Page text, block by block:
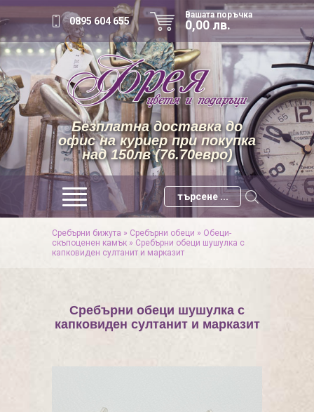
0895 604 655
Вашата поръчка
0,00 лв.
Безплатна доставка до
офис на куриер при покупка
над 150лв (76.70евро)
Сребърни бижута » Сребърни обеци » Обеци-
скъпоценен камък » Сребърни обеци шушулка с
капковиден султанит и марказит
Сребърни обеци шушулка с
капковиден султанит и марказит